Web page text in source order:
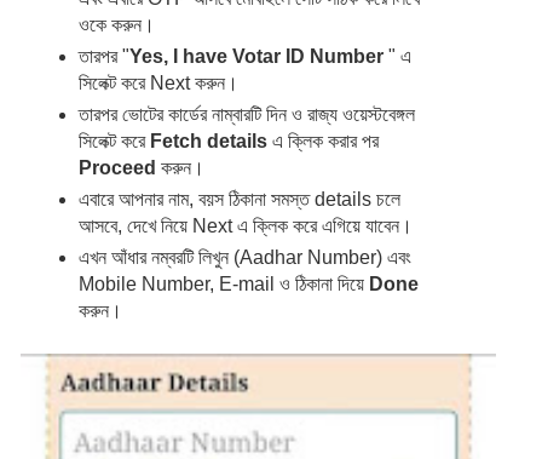
ওকে করুন।
তারপর "Yes, I have Votar ID Number " এ
সিলেক্ট করে Next করুন।
তারপর ভোটের কার্ডের নাম্বারটি দিন ও রাজ্য ওয়েস্টবেঙ্গল
সিলেক্ট করে Fetch details
এ ক্লিক করার পর
Proceed করুন।
এবারে আপনার নাম, বয়স ঠিকানা সমস্ত details চলে
আসবে, দেখে নিয়ে Next এ ক্লিক করে এগিয়ে যাবেন।
এখন আঁধার নম্বরটি লিখুন (Aadhar Number) এবং
Mobile Number, E-mail ও ঠিকানা দিয়ে Done
করুন।